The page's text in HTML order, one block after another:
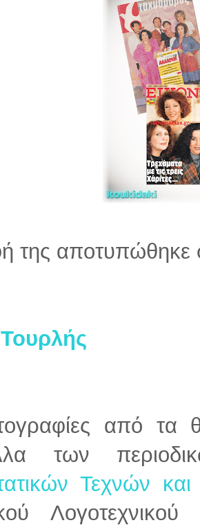
της αποτυπώθηκε
από τα
των
Τεχνών και